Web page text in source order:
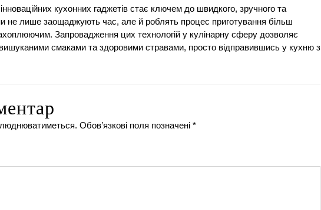
кухонних гаджетів стає ключем до швидкого, зручного та
не лише заощаджують час, але й роблять процес приготування більш
Запровадження цих технологій у кулінарну сферу дозволяє
смаками та здоровими стравами, просто відправившись у кухню з
Обов’язкові поля позначені *